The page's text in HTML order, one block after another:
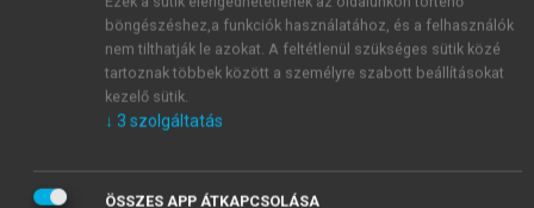
ideiglenes elektromos fogyasztók üzemeltetésével,
tűzveszélyes üzemanyagok használatával, nagy
mennyiségű éghető anyagok és gázpalackok
jelenlétével, a dolgozók illegális dohányzásával.
hogy az állandó jellegű tűzvédelmi műszaki
böngészéshez,a funkciók használatához, és a felhasználók
nem tilthatják le azokat. A feltétlenül szükséges sütik közé
tartoznak többek között a személyre szabott beállításokat
kezelő sütik.
↓ 3 szolgáltatás
ÖSSZES APP ÁTKAPCSOLÁSA